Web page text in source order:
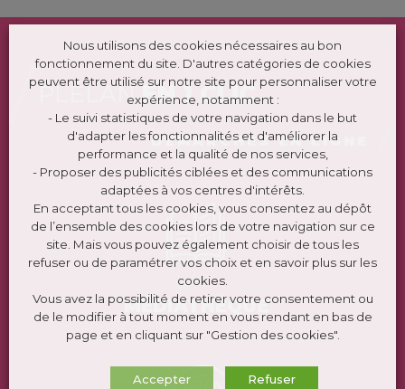
PLÉLANEN 1 CLIC
DÉMARCHES EN LIGNE
MÉDIATHÈQUE
Nous utilisons des cookies nécessaires au bon
fonctionnement du site. D'autres catégories de cookies
peuvent être utilisé sur notre site pour personnaliser votre
expérience, notamment :
- Le suivi statistiques de votre navigation dans le but
d'adapter les fonctionnalités et d'améliorer la
performance et la qualité de nos services,
- Proposer des publicités ciblées et des communications
adaptées à vos centres d'intérêts.
En acceptant tous les cookies, vous consentez au dépôt
de l’ensemble des cookies lors de votre navigation sur ce
site. Mais vous pouvez également choisir de tous les
refuser ou de paramétrer vos choix et en savoir plus sur les
cookies.
Vous avez la possibilité de retirer votre consentement ou
de le modifier à tout moment en vous rendant en bas de
page et en cliquant sur "Gestion des cookies".
Accepter Refuser